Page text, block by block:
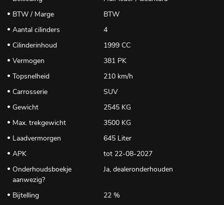
BTW / Marge
BTW
Aantal cilinders
4
Cilinderinhoud
1999 CC
Vermogen
381 PK
Topsnelheid
210 km/h
Carrosserie
SUV
Gewicht
2545 KG
Max. trekgewicht
3500 KG
Laadvermorgen
645 Liter
APK
tot 22-08-2027
Onderhoudsboekje
aanwezig?
Ja, dealeronderhouden
Bijtelling 22 %